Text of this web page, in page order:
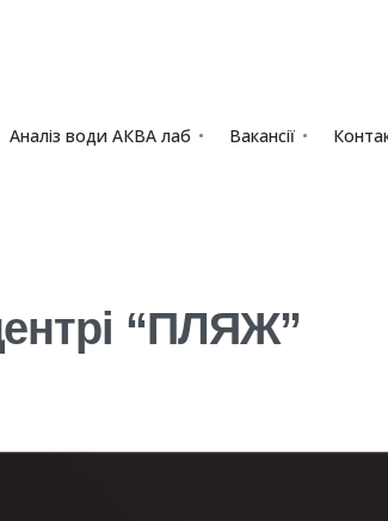
Аналіз води АКВА лаб​ Вакансії
“ПЛЯЖ”